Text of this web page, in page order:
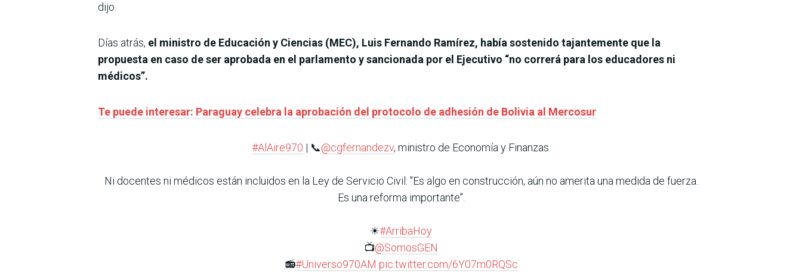
dijo.
Días atrás, el ministro de Educación y Ciencias (MEC), Luis Fernando Ramírez, había sostenido tajantemente que la
propuesta en caso de ser aprobada en el parlamento y sancionada por el Ejecutivo “no correrá para los educadores ni
médicos”.
Te puede interesar: Paraguay celebra la aprobación del protocolo de adhesión de Bolivia al Mercosur
#AlAire970 | 📞@cgfernandezv, ministro de Economía y Finanzas.
Ni docentes ni médicos están incluidos en la Ley de Servicio Civil: "Es algo en construcción, aún no amerita una medida de fuerza.
Es una reforma importante".
☀#ArribaHoy
📺@SomosGEN
📻#Universo970AM pic.twitter.com/6Y07m0RQSc